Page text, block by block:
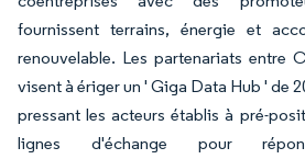
fournissent terrains, énergie et
renouvelable. Les partenariats entre
visent à ériger un ' Giga Data Hub ' de
pressant les acteurs établis à pré-
lignes d'échange pour